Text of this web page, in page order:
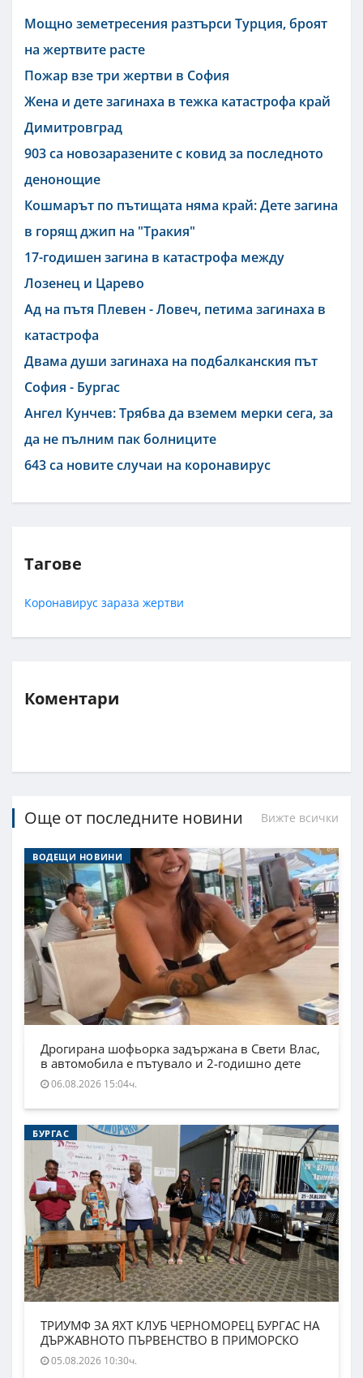
Мощно земетресения разтърси Турция, броят
на жертвите расте
Пожар взе три жертви в София
Жена и дете загинаха в тежка катастрофа край
Димитровград
903 са новозаразените с ковид за последното
денонощие
Кошмарът по пътищата няма край: Дете загина
в горящ джип на "Тракия"
17-годишен загина в катастрофа между
Лозенец и Царево
Ад на пътя Плевен - Ловеч, петима загинаха в
катастрофа
Двама души загинаха на подбалканския път
София - Бургас
Ангел Кунчев: Трябва да вземем мерки сега, за
да не пълним пак болниците
643 са новите случаи на коронавирус
Тагове
Коронавирус зараза жертви
Коментари
Още от последните новини Вижте всички
ВОДЕЩИ НОВИНИ
Дрогирана шофьорка задържана в Свети Влас,
в автомобила е пътувало и 2-годишно дете
06.08.2026 15:04ч.
БУРГАС
ТРИУМФ ЗА ЯХТ КЛУБ ЧЕРНОМОРЕЦ БУРГАС НА
ДЪРЖАВНОТО ПЪРВЕНСТВО В ПРИМОРСКО
05.08.2026 10:30ч.